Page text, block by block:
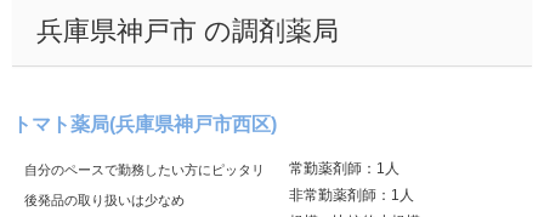
兵庫県神戸市 の調剤薬局
トマト薬局(兵庫県神戸市西区)
自分のペースで勤務したい方にピッタリ
後発品の取り扱いは少なめ
常勤薬剤師：1人
非常勤薬剤師：1人